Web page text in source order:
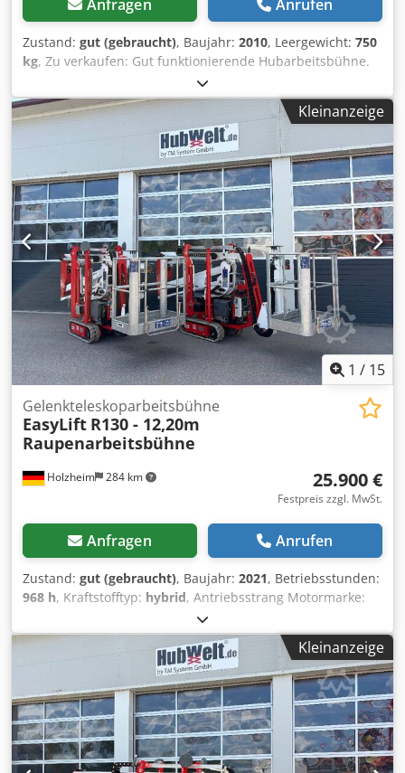
Anfragen Anrufen
Zustand: gut (gebraucht), Baujahr: 2010, Leergewicht: 750
kg, Zu verkaufen: Gut funktionierende Hubarbeitsbühne.
Dcjdezpfu Nspfx Amhsk Arbeitshöhe: 6,5 m. Bodenhöhe:
4,5 m. Inzahlungnahme und Transport sind verhandelbar.
Für weitere Informationen rufen Sie an oder senden Sie
Kleinanzeige
1 / 15
Holzheim 284 km
Gelenkteleskoparbeitsbühne
EasyLift R130 - 12,20m
Raupenarbeitsbühne
25.900 €
Festpreis zzgl. MwSt.
Anfragen Anrufen
Zustand: gut (gebraucht), Baujahr: 2021, Betriebsstunden:
968 h, Kraftstofftyp: hybrid, Antriebsstrang Motormarke:
Honda Gewichte Leergewicht: 1.800 kg Funktionell
Djdpfxsznhlue Amheck Mast: Knickarm Hubkapazität: 200
kg Arbeitshöhe: 1.220 cm CE-Kennzeichnung: ja Zustand
Technischer Zustand: gut Optischer Zustand: gut Weitere
Informationen Max. horizontale Reichweite: 650 m
Transportabmessungen (L x B x H): 4,45/0,84/1,99 Weitere
Informationen Wenden Sie sich an Tobias Mayr, um
weitere Informationen zu erhalten. Easy Lift 12,20m
Raupenarbeitsbühe mit Gelenk-Teleskop mit nur 0,84m
Kleinanzeige